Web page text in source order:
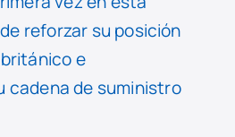
reforzar su posición
e
cadena de suministro